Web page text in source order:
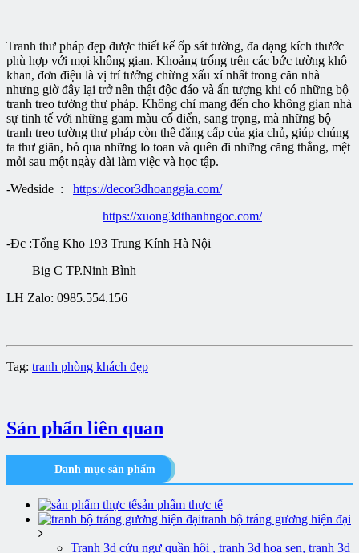
Tranh thư pháp đẹp được thiết kế ốp sát tường, đa dạng kích thước
phù hợp với mọi không gian. Khoảng trống trên các bức tường khô
khan, đơn điệu là vị trí tưởng chừng xấu xí nhất trong căn nhà
nhưng giờ đây lại trở nên thật độc đáo và ấn tượng khi có những bộ
tranh treo tường thư pháp. Không chỉ mang đến cho không gian nhà
sự tinh tế với những gam màu cổ điển, sang trọng, mà những bộ
tranh treo tường thư pháp còn thể đẳng cấp của gia chủ, giúp chúng
ta thư giãn, bỏ qua những lo toan và quên đi những căng thẳng, mệt
mỏi sau một ngày dài làm việc và học tập.
-Wedside : https://decor3dhoanggia.com/
https://xuong3dthanhngoc.com/
-Đc :Tổng Kho 193 Trung Kính Hà Nội
Big C TP.Ninh Bình
LH Zalo: 0985.554.156
Tag: tranh phòng khách đẹp
Sản phẩn liên quan
Danh mục sản phẩm
sản phẩm thực tế
tranh bộ tráng gương hiện đại
Tranh 3d cửu ngư quần hội , tranh 3d hoa sen, tranh 3d